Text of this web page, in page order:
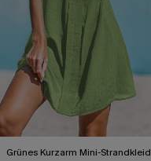
Grünes Kurzarm Mini-Strandkleid